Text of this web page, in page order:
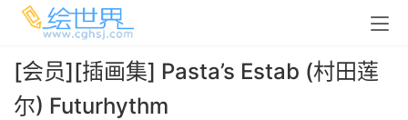
[会员][插画集] Pasta’s Estab (村田莲
尔) Futurhythm